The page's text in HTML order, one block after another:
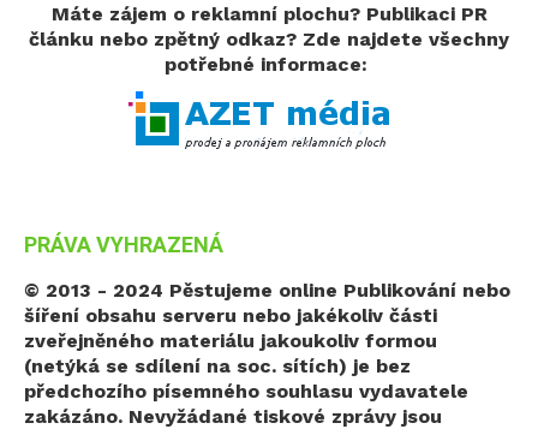
Máte zájem o reklamní plochu? Publikaci PR
článku nebo zpětný odkaz? Zde najdete všechny
potřebné informace:
PRÁVA VYHRAZENÁ
© 2013 - 2024 Pěstujeme online Publikování nebo
šíření obsahu serveru nebo jakékoliv části
zveřejněného materiálu jakoukoliv formou
(netýká se sdílení na soc. sítích) je bez
předchozího písemného souhlasu vydavatele
zakázáno. Nevyžádané tiskové zprávy jsou